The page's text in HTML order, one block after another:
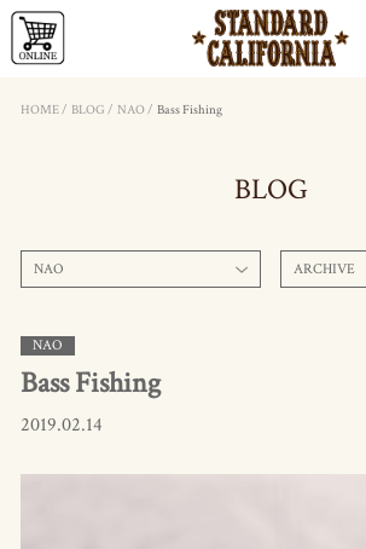
HOME/ BLOG / NAO/ Bass Fishing
BLOG
NAO ARCHIVE
NAO
Bass Fishing
2019.02.14